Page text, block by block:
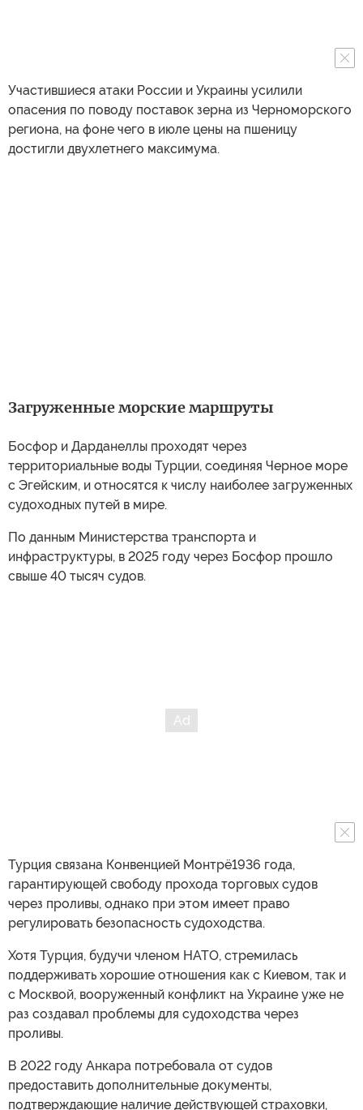
Участившиеся атаки России и Украины усилили
опасения по поводу поставок зерна из Черноморского
региона, на фоне чего в июле цены на пшеницу
достигли двухлетнего максимума.
Загруженные морские маршруты
Босфор и Дарданеллы проходят через
территориальные воды Турции, соединяя Черное море
с Эгейским, и относятся к числу наиболее загруженных
судоходных путей в мире.
По данным Министерства транспорта и
инфраструктуры, в 2025 году через Босфор прошло
свыше 40 тысяч судов.
Турция связана Конвенцией Монтрё1936 года,
гарантирующей свободу прохода торговых судов
через проливы, однако при этом имеет право
регулировать безопасность судоходства.
Хотя Турция, будучи членом НАТО, стремилась
поддерживать хорошие отношения как с Киевом, так и
с Москвой, вооруженный конфликт на Украине уже не
раз создавал проблемы для судоходства через
проливы.
В 2022 году Анкара потребовала от судов
предоставить дополнительные документы,
подтверждающие наличие действующей страховки,